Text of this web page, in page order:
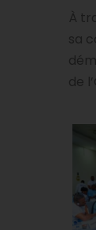
À
sa
de